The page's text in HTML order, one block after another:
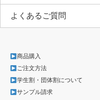
よくあるご質問
商品購入
ご注文方法
学生割・団体割について
サンプル請求